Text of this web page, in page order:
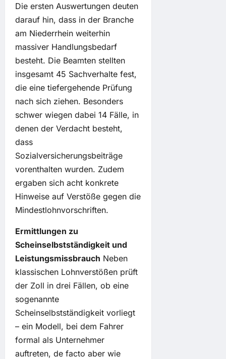
Die ersten Auswertungen deuten
darauf hin, dass in der Branche
am Niederrhein weiterhin
massiver Handlungsbedarf
besteht. Die Beamten stellten
insgesamt 45 Sachverhalte fest,
die eine tiefergehende Prüfung
nach sich ziehen. Besonders
schwer wiegen dabei 14 Fälle, in
denen der Verdacht besteht,
dass
Sozialversicherungsbeiträge
vorenthalten wurden. Zudem
ergaben sich acht konkrete
Hinweise auf Verstöße gegen die
Mindestlohnvorschriften.
Ermittlungen zu
Scheinselbstständigkeit und
Leistungsmissbrauch Neben
klassischen Lohnverstößen prüft
der Zoll in drei Fällen, ob eine
sogenannte
Scheinselbstständigkeit vorliegt
– ein Modell, bei dem Fahrer
formal als Unternehmer
auftreten, de facto aber wie